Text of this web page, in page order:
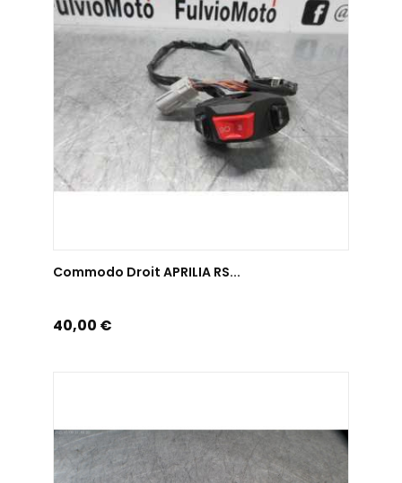
Commodo Droit APRILIA RS...
Prix
40,00 €